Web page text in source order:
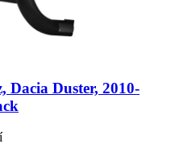
Dacia Duster, 2010-